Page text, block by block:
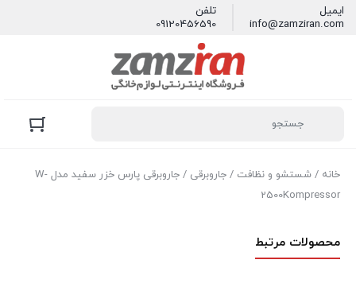
ایمیل
info@zamziran.com
تلفن
09120456590
خانه / شستشو و نظافت / جاروبرقی
/ جاروبرقی پارس خزر سفید مدل W-
2500Kompressor
محصولات مرتبط